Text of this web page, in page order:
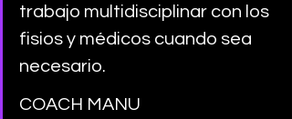
trabajo multidisciplinar con los
fisios y médicos cuando sea
necesario.
COACH MANU